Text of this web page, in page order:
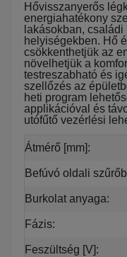
Hővisszanyerős
energiahatékony
lakásokban,
helyiségekben. Hő
csökkenthetjük az
növelhetjük a
testreszabható és
szellőzés az
heti program
applikációval és
utófűtő vezérlési
Átmérő [mm]:
Befúvó oldali
Burkolat anyaga:
Fázis:
Feszültség [V]: